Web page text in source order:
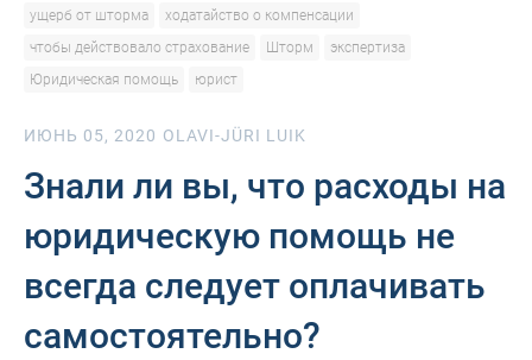
ущерб от шторма
ходатайство о компенсации
чтобы действовало страхование
Шторм
экспертиза
Юридическая помощь
юрист
ИЮНЬ 05, 2020 OLAVI-JÜRI LUIK
Знали ли вы, что расходы на
юридическую помощь не
всегда следует оплачивать
самостоятельно?